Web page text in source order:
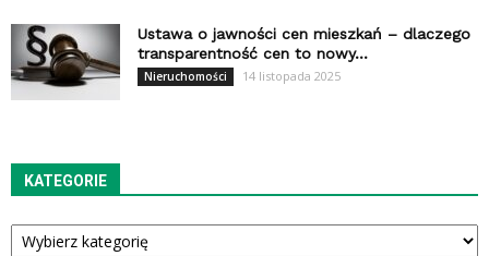
Ustawa o jawności cen mieszkań – dlaczego
transparentność cen to nowy...
Nieruchomości 14 listopada 2025
KATEGORIE
Kategorie